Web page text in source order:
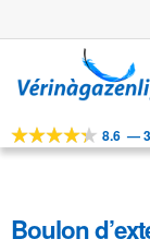
à
navigation
au
OUTILS
APPLICATIONS
8.6 —
Boulon